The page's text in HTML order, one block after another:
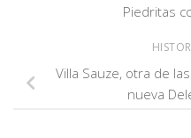
Piedritas
Villa Sauze, otra de
nueva